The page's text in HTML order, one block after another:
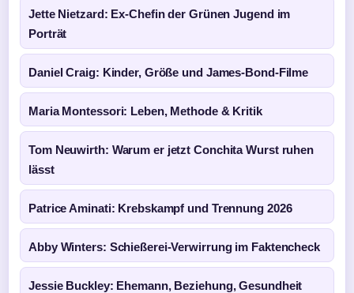
Jette Nietzard: Ex-Chefin der Grünen Jugend im
Porträt
Daniel Craig: Kinder, Größe und James-Bond-Filme
Maria Montessori: Leben, Methode & Kritik
Tom Neuwirth: Warum er jetzt Conchita Wurst ruhen
lässt
Patrice Aminati: Krebskampf und Trennung 2026
Abby Winters: Schießerei-Verwirrung im Faktencheck
Jessie Buckley: Ehemann, Beziehung, Gesundheit